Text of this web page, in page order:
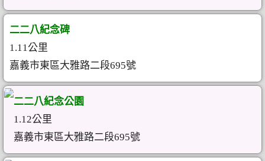
二二八紀念碑
1.11公里
嘉義市東區大雅路二段695號
二二八紀念公園
1.12公里
嘉義市東區大雅路二段695號